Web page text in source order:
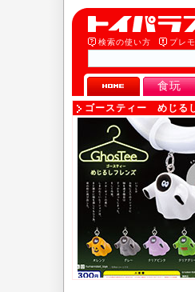
検索の使い方 プレ
食玩
ゴースティー めじる